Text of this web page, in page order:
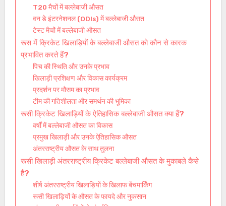
T20 मैचों में बल्लेबाजी औसत
वन डे इंटरनेशनल (ODIs) में बल्लेबाजी औसत
टेस्ट मैचों में बल्लेबाजी औसत
रूस में क्रिकेट खिलाड़ियों के बल्लेबाजी औसत को कौन से कारक
प्रभावित करते हैं?
पिच की स्थिति और उनके प्रभाव
खिलाड़ी प्रशिक्षण और विकास कार्यक्रम
प्रदर्शन पर मौसम का प्रभाव
टीम की गतिशीलता और समर्थन की भूमिका
रूसी क्रिकेट खिलाड़ियों के ऐतिहासिक बल्लेबाजी औसत क्या हैं?
वर्षों में बल्लेबाजी औसत का विकास
प्रमुख खिलाड़ी और उनके ऐतिहासिक औसत
अंतरराष्ट्रीय औसत के साथ तुलना
रूसी खिलाड़ी अंतरराष्ट्रीय क्रिकेट बल्लेबाजी औसत के मुकाबले कैसे
हैं?
शीर्ष अंतरराष्ट्रीय खिलाड़ियों के खिलाफ बेंचमार्किंग
रूसी खिलाड़ियों के औसत के फायदे और नुकसान